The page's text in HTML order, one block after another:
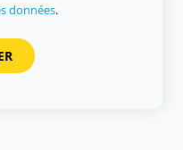
données.